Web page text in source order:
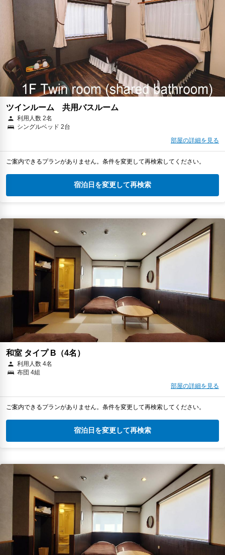
ツインルーム 共用バスルーム
利用人数 2名
シングルベッド 2台
部屋の詳細を見る
ご案内できるプランがありません。条件を変更して再検索してください。
宿泊日を変更して再検索
和室 タイプ B（4名）
利用人数 4名
布団 4組
部屋の詳細を見る
ご案内できるプランがありません。条件を変更して再検索してください。
宿泊日を変更して再検索